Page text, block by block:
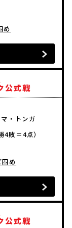
め
公式戦
・トンガ
4敗＝4点）
め
公式戦